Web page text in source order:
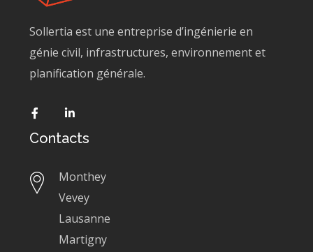
Sollertia est une entreprise d’ingénierie en
génie civil, infrastructures, environnement et
planification générale.
Contacts
Monthey
Vevey
Lausanne
Martigny